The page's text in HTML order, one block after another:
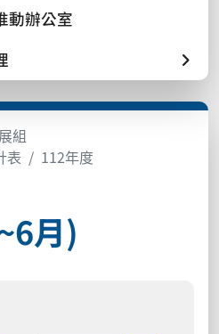
動辦公室
組
表
112年度
月)